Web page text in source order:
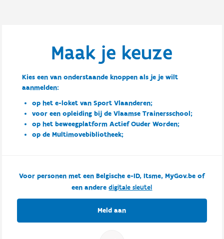
Maak je keuze
Kies een van onderstaande knoppen als je je wilt
aanmelden:
op het e-loket van Sport Vlaanderen;
voor een opleiding bij de Vlaamse Trainersschool;
op het beweegplatform Actief Ouder Worden;
op de Multimovebibliotheek;
Voor personen met een Belgische e-ID, Itsme, MyGov.be of
een anderedigitale sleutel
Meld aan